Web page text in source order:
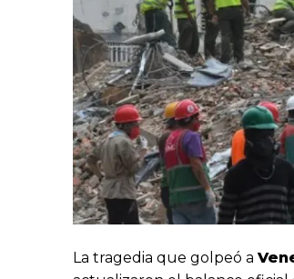
La tragedia que golpeó a